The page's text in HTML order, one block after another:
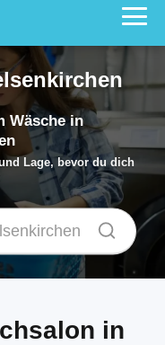
Wäsche in
Lage, bevor du dich
in